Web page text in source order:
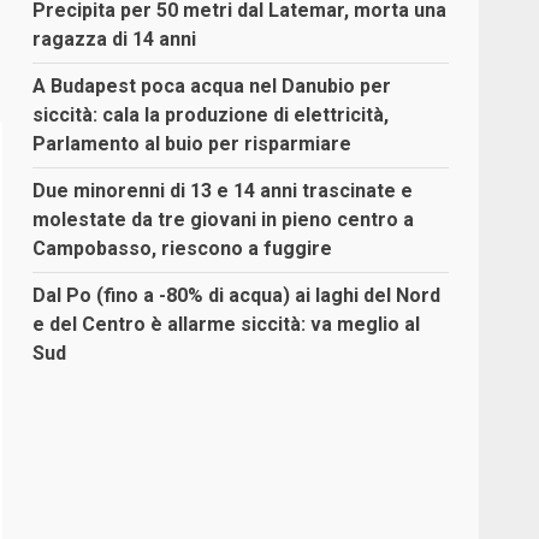
Precipita per 50 metri dal Latemar, morta una
ragazza di 14 anni
A Budapest poca acqua nel Danubio per
siccità: cala la produzione di elettricità,
Parlamento al buio per risparmiare
Due minorenni di 13 e 14 anni trascinate e
molestate da tre giovani in pieno centro a
Campobasso, riescono a fuggire
Dal Po (fino a -80% di acqua) ai laghi del Nord
e del Centro è allarme siccità: va meglio al
Sud